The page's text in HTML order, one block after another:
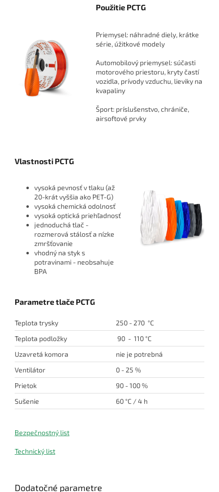
Použitie PCTG
Priemysel: náhradné diely, krátke
série, úžitkové modely
Automobilový priemysel: súčasti
motorového priestoru, kryty častí
vozidla, prívody vzduchu, lieviky na
kvapaliny
Šport: príslušenstvo, chrániče,
airsoftové prvky
Vlastnosti PCTG
vysoká pevnosť v tlaku (až
20-krát vyššia ako PET-G)
vysoká chemická odolnosť
vysoká optická priehľadnosť
jednoduchá tlač -
rozmerová stálosť a nízke
zmršťovanie
vhodný na styk s
potravinami - neobsahuje
BPA
Parametre tlače PCTG
Teplota trysky
250 - 270 °C
Teplota podložky
90 - 110 °C
Uzavretá komora
nie je potrebná
Ventilátor
0 - 25 %
Prietok
90 - 100 %
Sušenie
60 °C / 4 h
Bezpečnostný list
Technický list
Dodatočné parametre